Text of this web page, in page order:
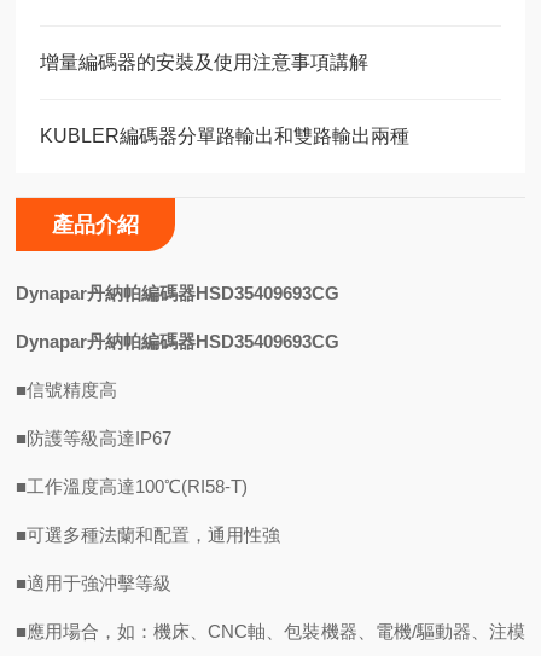
增量編碼器的安裝及使用注意事項講解
KUBLER編碼器分單路輸出和雙路輸出兩種
產品介紹
Dynapar丹納帕編碼器HSD35409693CG
Dynapar丹納帕編碼器HSD35409693CG
■信號精度高
■防護等級高達IP67
■工作溫度高達100℃(RI58-T)
■可選多種法蘭和配置，通用性強
■適用于強沖擊等級
■應用場合，如：機床、CNC軸、包裝機器、電機/驅動器、注模